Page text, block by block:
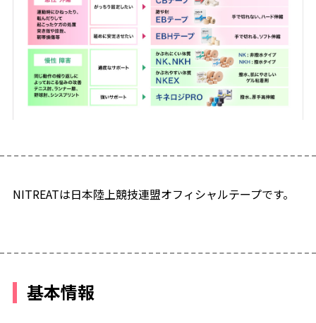
NITREATは日本陸上競技連盟オフィシャルテープです。
基本情報